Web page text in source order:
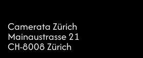
Camerata Zürich
Mainaustrasse 21
CH-8008 Zürich